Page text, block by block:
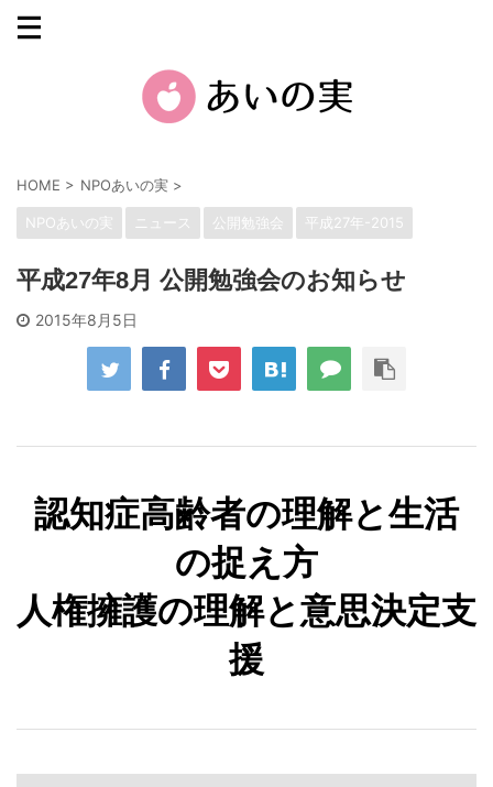
HOME > NPOあいの実 >
NPOあいの実 ニュース 公開勉強会 平成27年-2015
平成27年8月 公開勉強会のお知らせ
2015年8月5日
認知症高齢者の理解と生活
の捉え方
人権擁護の理解と意思決定支
援